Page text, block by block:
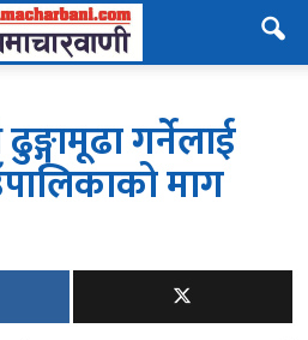
गर्नेलाई
माग